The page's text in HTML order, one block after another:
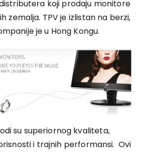
koji prodaju monitore
zemalja. TPV je izlistan na berzi,
je u Hong Kongu.
su superiornog kvaliteta,
i trajnih performansi. Ovi